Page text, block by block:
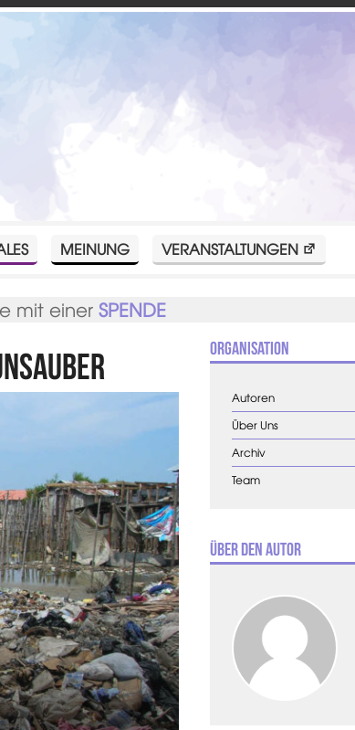
MEINUNG VERANSTALTUNGEN
mit einerSPENDE
Organisation
Autoren
Über Uns
Archiv
Team
Über den Autor